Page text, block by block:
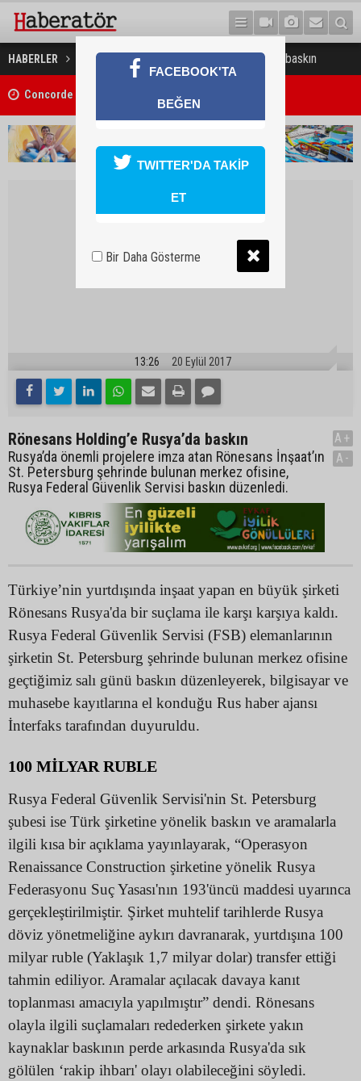
HABERLER TÜRKİYE Rönesans Holding’e Rusya’da baskın
Concorde Aria Hotel kapılarını açtı
13:26 20 Eylül 2017
Rönesans Holding’e Rusya’da baskın
Rusya’da önemli projelere imza atan Rönesans İnşaat’ın
St. Petersburg şehrinde bulunan merkez ofisine,
Rusya Federal Güvenlik Servisi baskın düzenledi.
A+
A-
Türkiye’nin yurtdışında inşaat yapan en büyük şirketi
Rönesans Rusya'da bir suçlama ile karşı karşıya kaldı.
Rusya Federal Güvenlik Servisi (FSB) elemanlarının
şirketin St. Petersburg şehrinde bulunan merkez ofisine
geçtiğimiz salı günü baskın düzenleyerek, bilgisayar ve
muhasebe kayıtlarına el konduğu Rus haber ajansı
İnterfaks tarafından duyuruldu.
100 MİLYAR RUBLE
Rusya Federal Güvenlik Servisi'nin St. Petersburg
şubesi ise Türk şirketine yönelik baskın ve aramalarla
ilgili kısa bir açıklama yayınlayarak, “Operasyon
Renaissance Construction şirketine yönelik Rusya
Federasyonu Suç Yasası'nın 193'üncü maddesi uyarınca
gerçekleştirilmiştir. Şirket muhtelif tarihlerde Rusya
döviz yönetmeliğine aykırı davranarak, yurtdışına 100
milyar ruble (Yaklaşık 1,7 milyar dolar) transfer ettiği
tahmin ediliyor. Aramalar açılacak davaya kanıt
toplanması amacıyla yapılmıştır” dendi. Rönesans
olayla ilgili suçlamaları redederken şirkete yakın
kaynaklar baskının perde arkasında Rusya'da sık
gölülen ‘rakip ihbarı' olayı olabileceğini söyledi.
FACEBOOK'TA
BEĞEN
TWITTER'DA TAKİP
ET
Bir Daha Gösterme